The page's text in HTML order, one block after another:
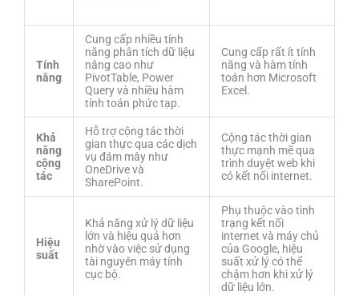
Tính
năng
Cung cấp nhiều tính
năng phân tích dữ liệu
nâng cao như
PivotTable, Power
Query và nhiều hàm
tính toán phức tạp.
Cung cấp rất ít tính
năng và hàm tính
toán hơn Microsoft
Excel.
Khả
năng
cộng
tác
Hỗ trợ cộng tác thời
gian thực qua các dịch
vụ đám mây như
OneDrive và
SharePoint.
Cộng tác thời gian
thực mạnh mẽ qua
trình duyệt web khi
có kết nối internet.
Hiệu
suất
Khả năng xử lý dữ liệu
lớn và hiệu quả hơn
nhờ vào việc sử dụng
tài nguyên máy tính
cục bộ.
Phụ thuộc vào tình
trạng kết nối
internet và máy chủ
của Google, hiệu
suất xử lý có thể
chậm hơn khi xử lý
dữ liệu lớn.